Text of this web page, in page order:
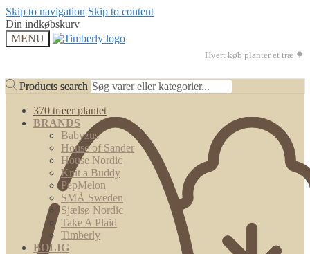
Skip to navigation Skip to content
Din indkøbskurv
MENU
Hvert køb planter et træ 🌳
Products search
370 træer plantet
Products search
BRANDS
Babyzus
House of Sander
House Nordic
Knit a Buddy
PepMelon
SMÅ Sweden
Sjælsø Nordic
Take A Plaid
Timberly
BOLIG